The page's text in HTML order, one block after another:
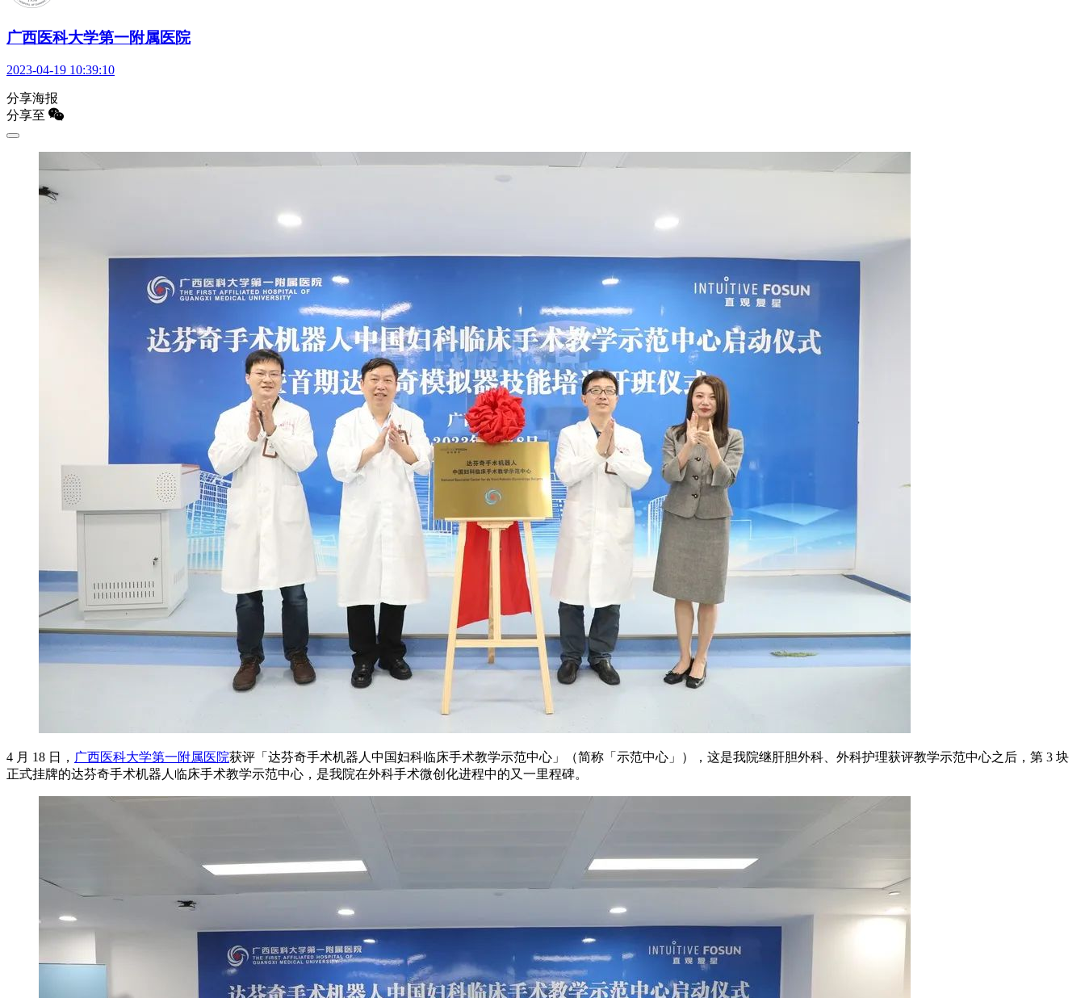
广西医科大学第一附属医院
2023-04-19 10:39:10
分享海报
分享至
4 月 18 日， 广西医科大学第一附属医院获评「达芬奇手术机器人中国妇科临床手术教学示范中心」（简称「示范中心」），这是我院继肝胆外科、外科护理获评教学示范中心之后，第 3 块
正式挂牌的达芬奇手术机器人临床手术教学示范中心，是我院在外科手术微创化进程中的又一里程碑。